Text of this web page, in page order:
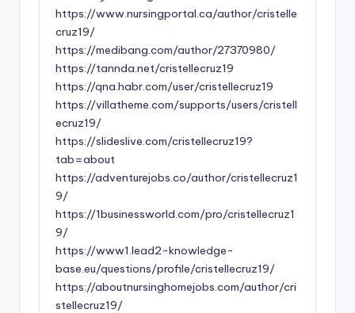
https://www.nursingportal.ca/author/cristelle
cruz19/
https://medibang.com/author/27370980/
https://tannda.net/cristellecruz19
https://qna.habr.com/user/cristellecruz19
https://villatheme.com/supports/users/cristell
ecruz19/
https://slideslive.com/cristellecruz19?
tab=about
https://adventurejobs.co/author/cristellecruz1
9/
https://1businessworld.com/pro/cristellecruz1
9/
https://www1.lead2-knowledge-
base.eu/questions/profile/cristellecruz19/
https://aboutnursinghomejobs.com/author/cri
stellecruz19/